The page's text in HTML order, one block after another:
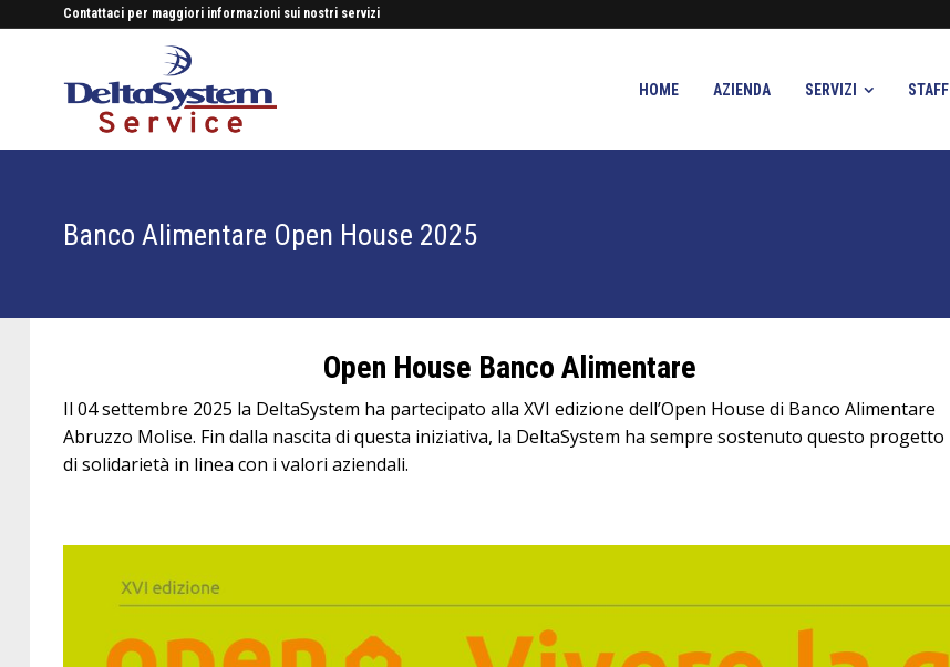
Contattaci per maggiori informazioni sui nostri servizi
HOME AZIENDA SERVIZI STAFF
Banco Alimentare Open House 2025
Open House Banco Alimentare
Il 04 settembre 2025 la DeltaSystem ha partecipato alla XVI edizione dell’Open House di Banco Alimentare
Abruzzo Molise. Fin dalla nascita di questa iniziativa, la DeltaSystem ha sempre sostenuto questo progetto
di solidarietà in linea con i valori aziendali.